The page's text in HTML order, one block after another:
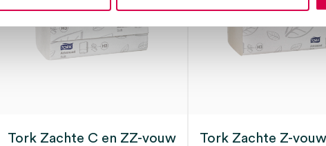
Tork Zachte C en ZZ-vouw
Tork Zachte Z-vouw